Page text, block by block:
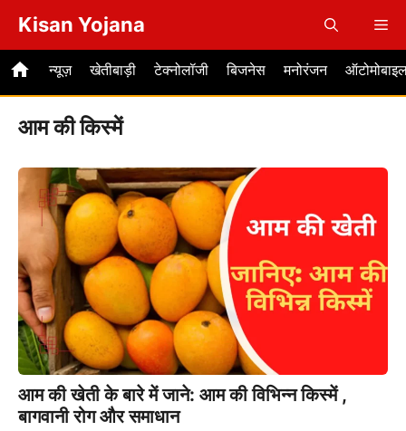
content
Kisan Yojana
न्यूज़ खेतीबाड़ी टेक्नोलॉजी बिजनेस मनोरंजन
आम की किस्में
आम की खेती के बारे में जाने: आम की विभिन्न किस्में ,
बागवानी रोग और समाधान